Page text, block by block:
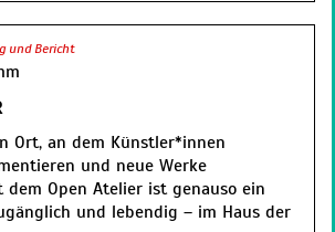
um 16 Uhr und
um 19 Uhr bieten wir öffentliche
einzelne Ausstellungen an. Wenn Sie
Ausstellung interessieren, ist
und Bericht
Ort, an dem Künstler*innen
und neue Werke
dem Open Atelier ist genauso ein
und lebendig – im Haus der